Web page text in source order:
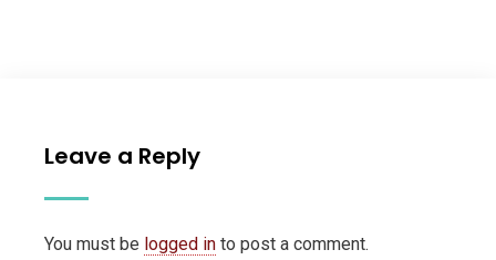
Leave a Reply
You must be logged in to post a comment.